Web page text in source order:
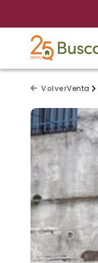
VolverVenta